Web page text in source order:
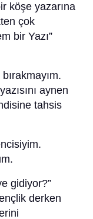
köşe yazarına
çok
bir Yazı”
aynen
tahsis
gidiyor?”
derken